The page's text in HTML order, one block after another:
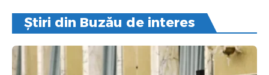
Știri din Buzău de interes